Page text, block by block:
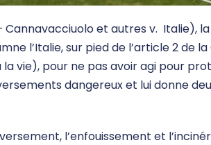
Cannavacciuolo et autres v. Italie),
l’Italie, sur pied de l’article 2 de
vie), pour ne pas avoir agi pour
dangereux et lui donne
l’enfouissement et